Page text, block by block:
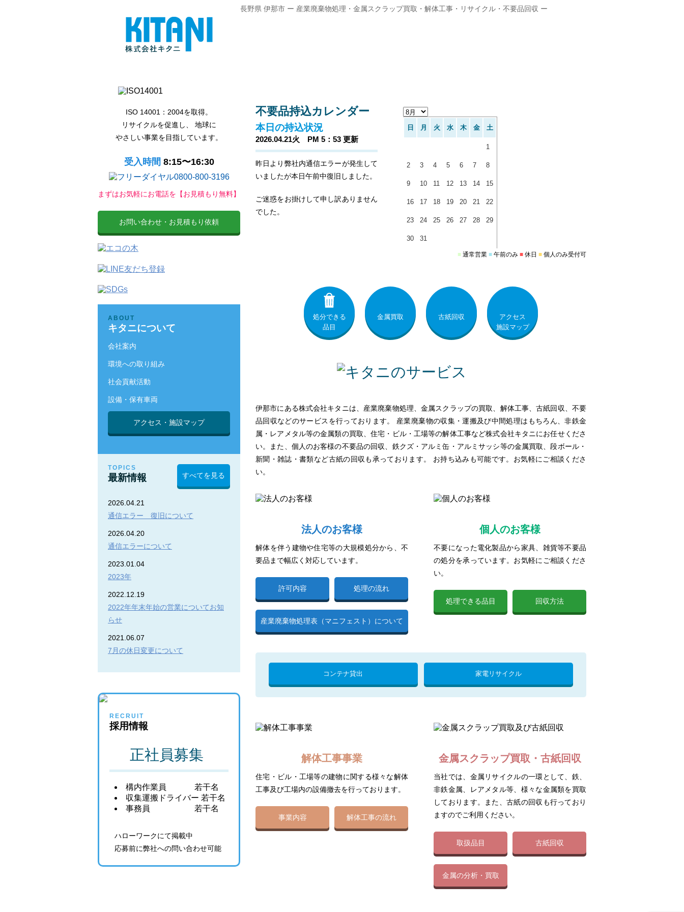
長野県 伊那市 ー 産業廃棄物処理・金属スクラップ買取・解体工事・リサイクル・不要品回収 ー
不要品持込カレンダー
本日の持込状況
2026.04.21火 PM 5：53 更新
昨日より弊社内通信エラーが発生して
いましたが本日午前中復旧しました。
ご迷惑をお掛けして申し訳ありません
でした。
日 月 火 水 木 金 土
1
2 3 4 5 6 7 8
9 10 11 12 13 14 15
16 17 18 19 20 21 22
23 24 25 26 27 28 29
30 31
■ 通常営業 ■ 午前のみ ■ 休日 ■ 個人のみ受付可
処分できる
品目
金属買取 古紙回収
アクセス
施設マップ
伊那市にある株式会社キタニは、産業廃棄物処理、金属スクラップの買取、解体工事、古紙回収、不要
品回収などのサービスを行っております。 産業廃棄物の収集・運搬及び中間処理はもちろん、非鉄金
属・レアメタル等の金属類の買取、住宅・ビル・工場等の解体工事など株式会社キタニにお任せくださ
い。また、個人のお客様の不要品の回収、鉄クズ・アルミ缶・アルミサッシ等の金属買取、段ボール・
新聞・雑誌・書類など古紙の回収も承っております。 お持ち込みも可能です。お気軽にご相談くださ
い。
法人のお客様
解体を伴う建物や住宅等の大規模処分から、不
要品まで幅広く対応しています。
許可内容 処理の流れ
産業廃棄物処理表（マニフェスト）について
個人のお客様
不要になった電化製品から家具、雑貨等不要品
の処分を承っています。お気軽にご相談くださ
い。
処理できる品目 回収方法
コンテナ貸出 家電リサイクル
解体工事事業
住宅・ビル・工場等の建物に関する様々な解体
工事及び工場内の設備撤去を行っております。
事業内容 解体工事の流れ
金属スクラップ買取・古紙回収
当社では、金属リサイクルの一環として、鉄、
非鉄金属、レアメタル等、様々な金属類を買取
しております。また、古紙の回収も行っており
ますのでご利用ください。
取扱品目 古紙回収
金属の分析・買取
ISO 14001：2004を取得。
リサイクルを促進し、 地球に
やさしい事業を目指しています。
受入時間 8:15〜16:30
まずはお気軽にお電話を【お見積もり無料】
お問い合わせ・お見積もり依頼
ABOUT
キタニについて
会社案内
環境への取り組み
社会貢献活動
設備・保有車両
アクセス・施設マップ
TOPICS
最新情報 すべてを見る
2026.04.21
通信エラー 復旧について
2026.04.20
通信エラーについて
2023.01.04
2023年
2022.12.19
2022年年末年始の営業についてお知
らせ
2021.06.07
7月の休日変更について
RECRUIT
採用情報
正社員募集
構内作業員 若干名
収集運搬ドライバー 若干名
事務員 若干名
ハローワークにて掲載中
応募前に弊社への問い合わせ可能